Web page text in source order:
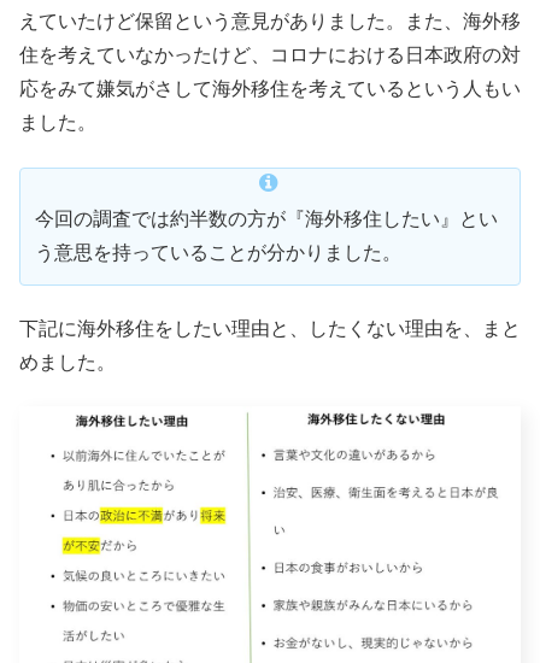
えていたけど保留という意見がありました。また、海外移
住を考えていなかったけど、コロナにおける日本政府の対
応をみて嫌気がさして海外移住を考えているという人もい
ました。
今回の調査では約半数の方が『海外移住したい』とい
う意思を持っていることが分かりました。
下記に海外移住をしたい理由と、したくない理由を、まと
めました。